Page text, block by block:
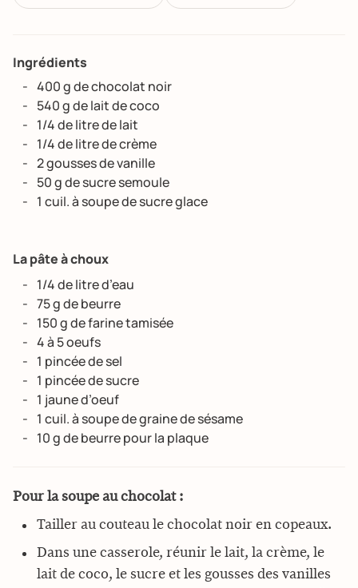
Ingrédients
400 g de chocolat noir
540 g de lait de coco
1/4 de litre de lait
1/4 de litre de crème
2 gousses de vanille
50 g de sucre semoule
1 cuil. à soupe de sucre glace
La pâte à choux
1/4 de litre d’eau
75 g de beurre
150 g de farine tamisée
4 à 5 oeufs
1 pincée de sel
1 pincée de sucre
1 jaune d’oeuf
1 cuil. à soupe de graine de sésame
10 g de beurre pour la plaque
Pour la soupe au chocolat :
Tailler au couteau le chocolat noir en copeaux.
Dans une casserole, réunir le lait, la crème, le
lait de coco, le sucre et les gousses des vanilles